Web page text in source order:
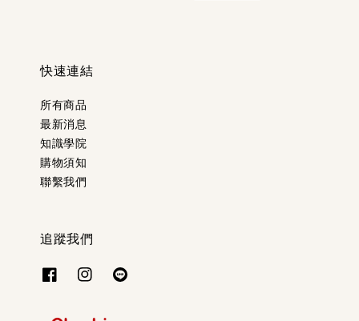
快速連結
所有商品
最新消息
知識學院
購物須知
聯繫我們
追蹤我們